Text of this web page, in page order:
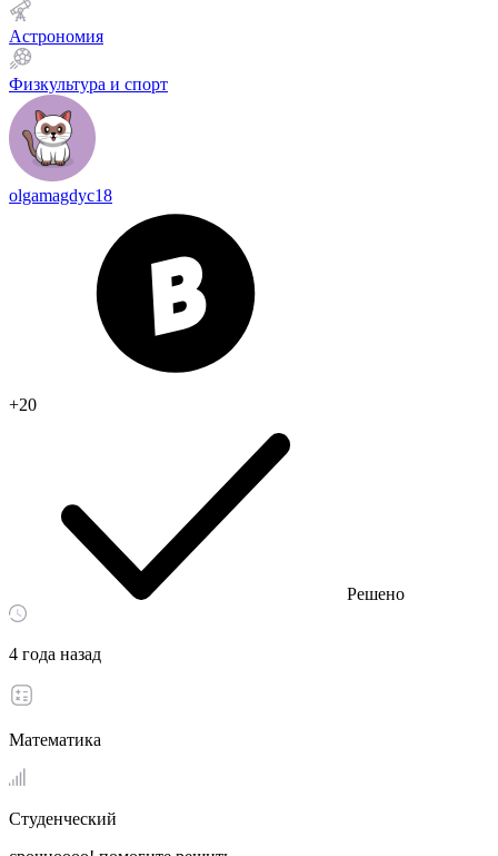
Астрономия
Физкультура и спорт
olgamagdyc18
+20
Решено
4 года назад
Математика
Студенческий